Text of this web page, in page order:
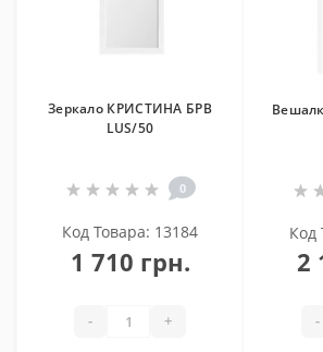
Зеркало КРИСТИНА БРВ
LUS/50
0
Код Товара: 13184
1 710 грн.
- +
Код
2
-